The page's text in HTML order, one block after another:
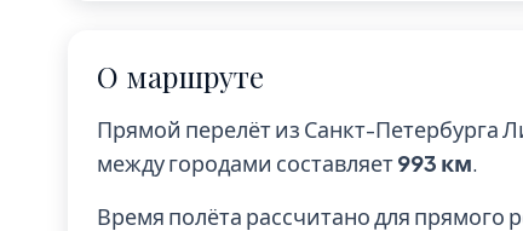
О маршруте
Прямой перелёт из Санкт-Петербурга
между городами составляет993 км.
Время полёта рассчитано для прямого